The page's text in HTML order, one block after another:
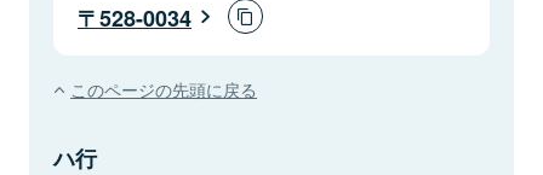
528-0034
このページの先頭に戻る
ハ行